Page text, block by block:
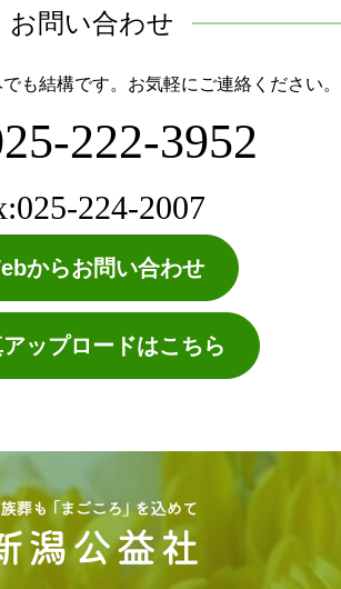
お問い合わせ
も結構です。お気軽にご連絡ください。
222-3952
224-2007
からお問い合わせ
ップロードはこちら